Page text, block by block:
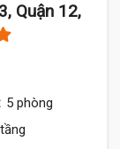
Quận 12,
5 phòng